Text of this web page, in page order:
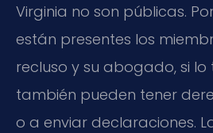
Virginia no son públicas.
están presentes los
recluso y su abogado, si lo
también pueden tener
o a enviar declaraciones.